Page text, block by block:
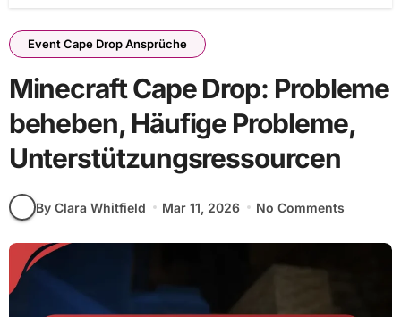
Event Cape Drop Ansprüche
Minecraft Cape Drop: Probleme
beheben, Häufige Probleme,
Unterstützungsressourcen
By Clara Whitfield Mar 11, 2026 No Comments